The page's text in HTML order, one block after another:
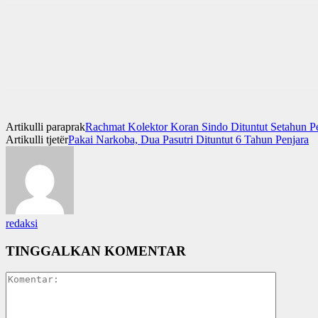
Artikulli paraprakRachmat Kolektor Koran Sindo Dituntut Setahun
Artikulli tjetërPakai Narkoba, Dua Pasutri Dituntut 6 Tahun Penjara
redaksi
TINGGALKAN KOMENTAR